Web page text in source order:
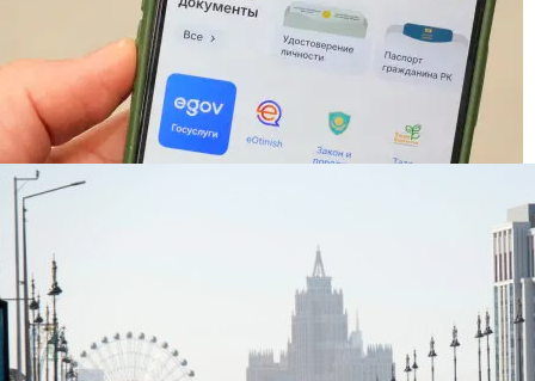
дал совет казахстанцам на фоне
на складах Wildberries
неожиданно для себя зашел в чужой
eGov — начата проверка